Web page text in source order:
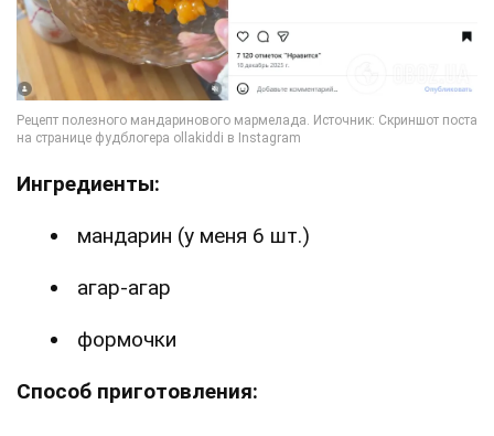
Ингредиенты:
мандарин (у меня 6 шт.)
агар-агар
формочки
Способ приготовления: